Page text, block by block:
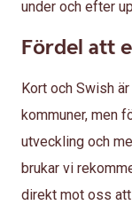
under och efter
Fördel att
Kort och Swish
kommuner, men
utveckling och
brukar vi
direkt mot oss